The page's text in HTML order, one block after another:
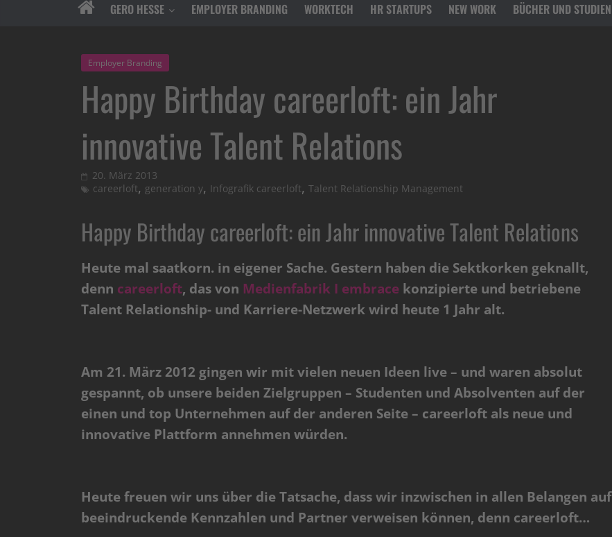
GERO HESSE EMPLOYER BRANDING WORKTECH HR STARTUPS NEW WORK BÜCHER UND STUDIEN
Employer Branding
Happy Birthday careerloft: ein Jahr
innovative Talent Relations
20. März 2013
careerloft, generation y, Infografik careerloft, Talent Relationship Management
Happy Birthday careerloft: ein Jahr innovative Talent Relations
Heute mal saatkorn. in eigener Sache. Gestern haben die Sektkorken geknallt,
denn careerloft, das von Medienfabrik I embrace konzipierte und betriebene
Talent Relationship- und Karriere-Netzwerk wird heute 1 Jahr alt.
Am 21. März 2012 gingen wir mit vielen neuen Ideen live – und waren absolut
gespannt, ob unsere beiden Zielgruppen – Studenten und Absolventen auf der
einen und top Unternehmen auf der anderen Seite – careerloft als neue und
innovative Plattform annehmen würden.
Heute freuen wir uns über die Tatsache, dass wir inzwischen in allen Belangen auf
beeindruckende Kennzahlen und Partner verweisen können, denn careerloft…